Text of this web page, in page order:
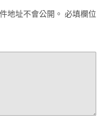
地址不會公開。 必填欄位